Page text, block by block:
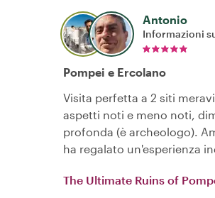
Antonio
Informazioni
Pompei e Ercolano
Visita perfetta a 2 siti
aspetti noti e meno noti,
profonda (è archeologo).
ha regalato un'esperienza
The Ultimate Ruins of